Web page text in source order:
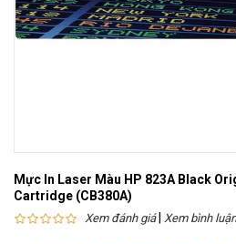
Mực In Laser Màu HP 823A Black
Cartridge (CB380A)
Xem đánh giá| Xem bình luận